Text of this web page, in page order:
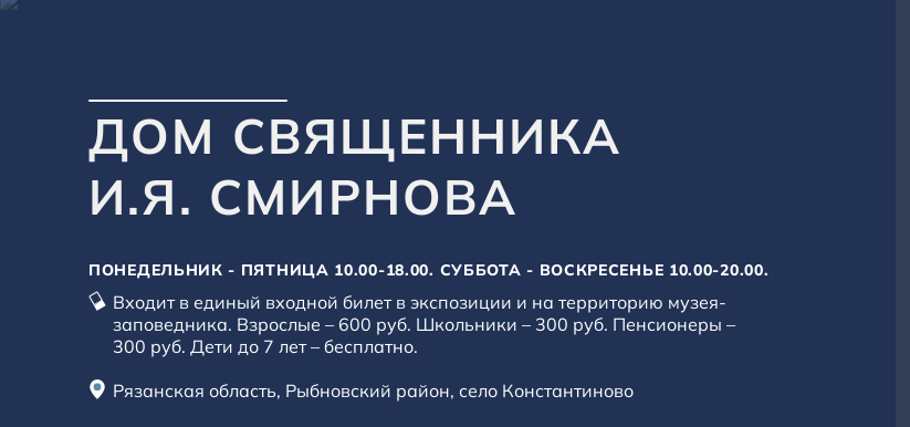
ДОМ СВЯЩЕННИКА
И.Я. СМИРНОВА
ПОНЕДЕЛЬНИК - ПЯТНИЦА 10.00-18.00. СУББОТА - ВОСКРЕСЕНЬЕ 10.00-20.00.
Входит в единый входной билет в экспозиции и на территорию музея-
заповедника. Взрослые – 600 руб. Школьники – 300 руб. Пенсионеры –
300 руб. Дети до 7 лет – бесплатно.
Рязанская область, Рыбновский район, село Константиново